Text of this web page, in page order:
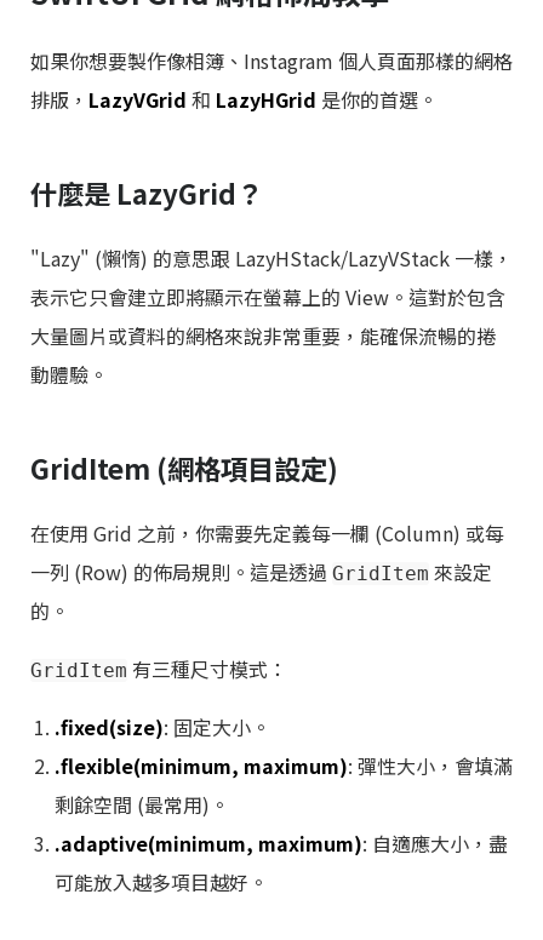
如果你想要製作像相簿、Instagram 個人頁面那樣的網格
排版， LazyVGrid 和 LazyHGrid 是你的首選。
什麼是 LazyGrid？
"Lazy" (懶惰) 的意思跟 LazyHStack/LazyVStack 一樣，
表示它只會建立即將顯示在螢幕上的 View。這對於包含
大量圖片或資料的網格來說非常重要，能確保流暢的捲
動體驗。
GridItem (網格項目設定)
在使用 Grid 之前，你需要先定義每一欄 (Column) 或每
一列 (Row) 的佈局規則。這是透過 GridItem 來設定
的。
GridItem 有三種尺寸模式：
.fixed(size): 固定大小。
.flexible(minimum, maximum): 彈性大小，會填滿
剩餘空間 (最常用)。
.adaptive(minimum, maximum): 自適應大小，盡
可能放入越多項目越好。